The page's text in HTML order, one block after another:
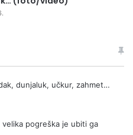
dunjaluk, učkur, zahmet…
pogreška je ubiti ga